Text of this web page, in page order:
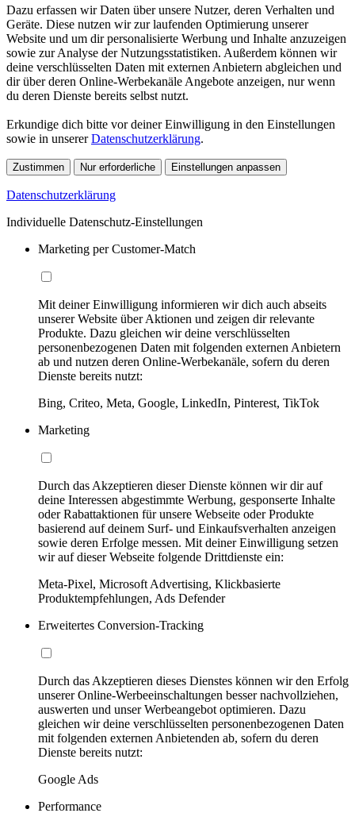
Dazu erfassen wir Daten über unsere Nutzer, deren Verhalten und
Geräte. Diese nutzen wir zur laufenden Optimierung unserer
Website und um dir personalisierte Werbung und Inhalte anzuzeigen
sowie zur Analyse der Nutzungsstatistiken. Außerdem können wir
deine verschlüsselten Daten mit externen Anbietern abgleichen und
dir über deren Online-Werbekanäle Angebote anzeigen, nur wenn
du deren Dienste bereits selbst nutzt.
Erkundige dich bitte vor deiner Einwilligung in den Einstellungen
sowie in unsererDatenschutzerklärung.
Zustimmen Nur erforderliche Einstellungen anpassen
Datenschutzerklärung
Individuelle Datenschutz-Einstellungen
Marketing per Customer-Match
Mit deiner Einwilligung informieren wir dich auch abseits
unserer Website über Aktionen und zeigen dir relevante
Produkte. Dazu gleichen wir deine verschlüsselten
personenbezogenen Daten mit folgenden externen Anbietern
ab und nutzen deren Online-Werbekanäle, sofern du deren
Dienste bereits nutzt:
Bing, Criteo, Meta, Google, LinkedIn, Pinterest, TikTok
Marketing
Durch das Akzeptieren dieser Dienste können wir dir auf
deine Interessen abgestimmte Werbung, gesponserte Inhalte
oder Rabattaktionen für unsere Webseite oder Produkte
basierend auf deinem Surf- und Einkaufsverhalten anzeigen
sowie deren Erfolge messen. Mit deiner Einwilligung setzen
wir auf dieser Webseite folgende Drittdienste ein:
Meta-Pixel, Microsoft Advertising, Klickbasierte
Produktempfehlungen, Ads Defender
Erweitertes Conversion-Tracking
Durch das Akzeptieren dieses Dienstes können wir den Erfolg
unserer Online-Werbeeinschaltungen besser nachvollziehen,
auswerten und unser Werbeangebot optimieren. Dazu
gleichen wir deine verschlüsselten personenbezogenen Daten
mit folgenden externen Anbietenden ab, sofern du deren
Dienste bereits nutzt:
Google Ads
Performance